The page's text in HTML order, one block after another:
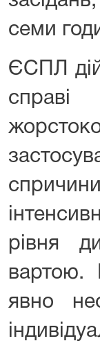
семи
ЄСПЛ
справі
рівня
вартою.
явно